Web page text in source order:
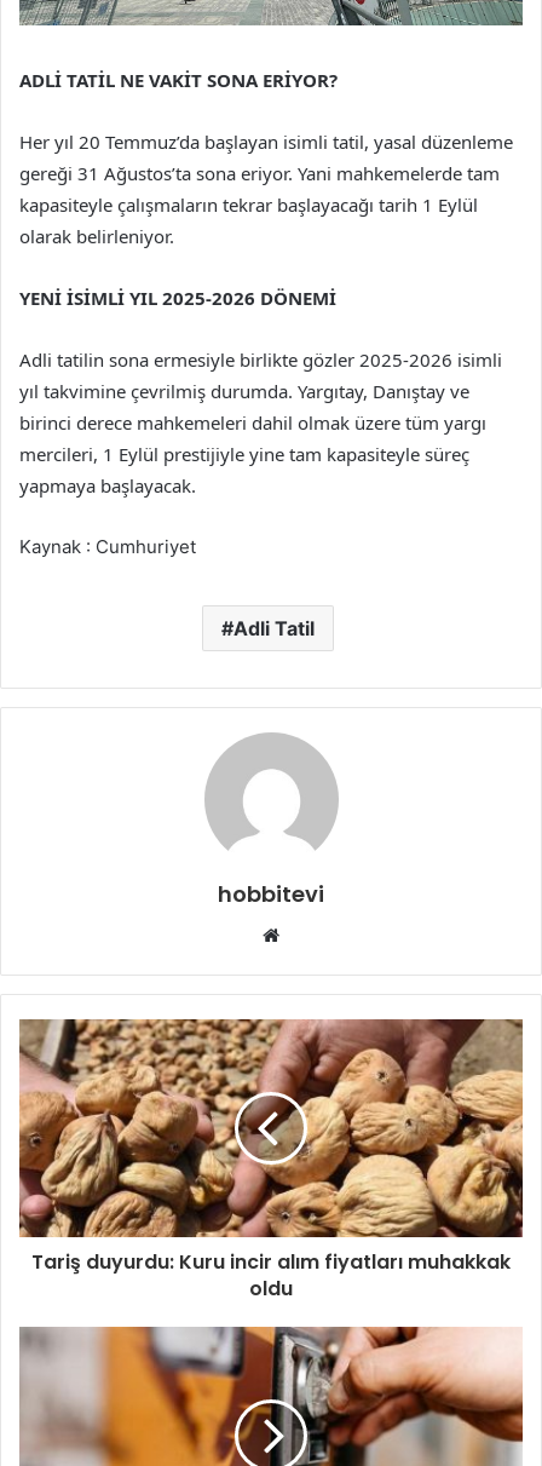
ADLİ TATİL NE VAKİT SONA ERİYOR?
Her yıl 20 Temmuz’da başlayan isimli tatil, yasal düzenleme
gereği 31 Ağustos’ta sona eriyor. Yani mahkemelerde tam
kapasiteyle çalışmaların tekrar başlayacağı tarih 1 Eylül
olarak belirleniyor.
YENİ İSİMLİ YIL 2025-2026 DÖNEMİ
Adli tatilin sona ermesiyle birlikte gözler 2025-2026 isimli
yıl takvimine çevrilmiş durumda. Yargıtay, Danıştay ve
birinci derece mahkemeleri dahil olmak üzere tüm yargı
mercileri, 1 Eylül prestijiyle yine tam kapasiteyle süreç
yapmaya başlayacak.
Kaynak : Cumhuriyet
Adli Tatil
hobbitevi
Web
Tariş duyurdu: Kuru incir alım fiyatları muhakkak
oldu